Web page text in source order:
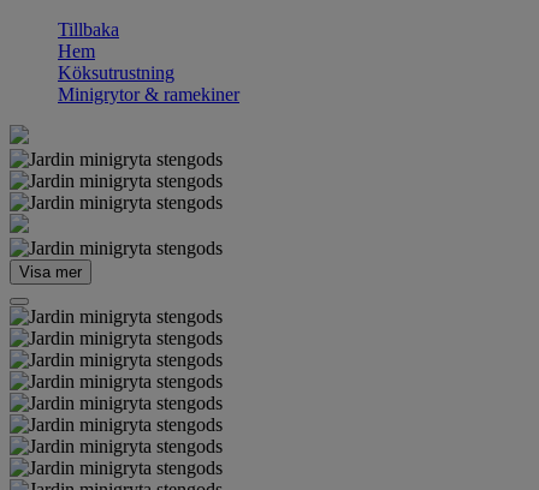
Tillbaka
Hem
Köksutrustning
Minigrytor & ramekiner
Visa mer